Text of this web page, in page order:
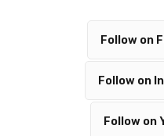
Follow on
Follow on
Follow on